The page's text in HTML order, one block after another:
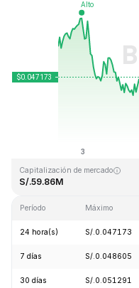
Capitalización de mercado
S/.59.86M
Período Máximo
24 hora(s) S/.0.047173
7 días S/.0.048605
30 días S/.0.051291